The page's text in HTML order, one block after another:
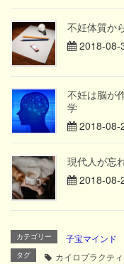
不妊体質か
2018-08-
不妊は脳が
学
2018-08-
現代人が忘
2018-08-
カテゴリー 子宝マインド
タグ カイロプラクテ